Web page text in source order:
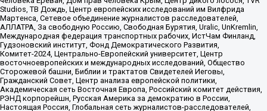
Studios, ТВ Дождь, Центр европейских исследований им Вилфрида
Мартенса, Сетевое объединение журналистов расследователей,
АЛЛАТРА, За свободную Россию, Свободная Бурятия, Uralic, UnKremlin,
Международная федерация транспортных рабочих, ИстЧам Финланд,
Гудзоновский институт, Фонд Демократического Развития,
Комитет-2024, Центрально-Европейский университет, Центр
восточноевропейских и международных исследований, Общество
Сторожевой башни, Библии и трактатов Свидетелей Иеговы,
Гражданский Совет, Центр анализа европейской политики,
Академическая сеть Восточная Европа, Российский комитет действия,
РЭНД корпорейшн, Русская Америка за демократию в России,
Настоящая Россия, Глобальная сеть журналистов-расследователей,